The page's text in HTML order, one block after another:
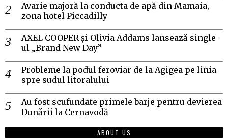
Avarie majoră la conducta de apă din Mamaia,
zona hotel Piccadilly
AXEL COOPER și Olivia Addams lansează single-
ul „Brand New Day”
Probleme la podul feroviar de la Agigea pe linia
spre sudul litoralului
Au fost scufundate primele barje pentru devierea
Dunării la Cernavodă
ABOUT US